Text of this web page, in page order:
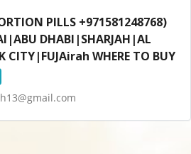
PILLS +971581248768)
DHABI|SHARJAH|AL
CITY|FUJAirah WHERE TO BUY